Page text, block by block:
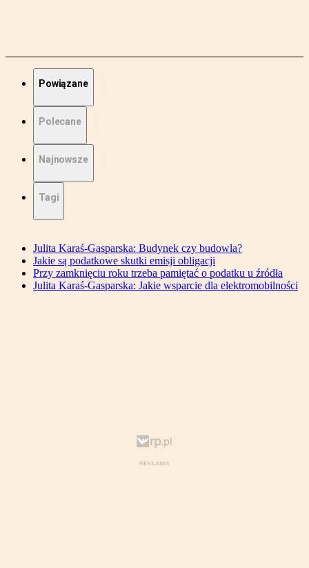
Powiązane
Polecane
Najnowsze
Tagi
Julita Karaś-Gasparska: Budynek czy budowla?
Jakie są podatkowe skutki emisji obligacji
Przy zamknięciu roku trzeba pamiętać o podatku u źródła
Julita Karaś-Gasparska: Jakie wsparcie dla elektromobilności